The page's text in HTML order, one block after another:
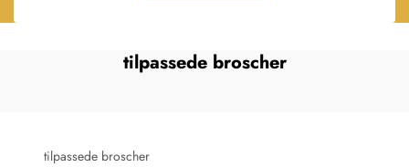
tilpassede broscher
tilpassede broscher